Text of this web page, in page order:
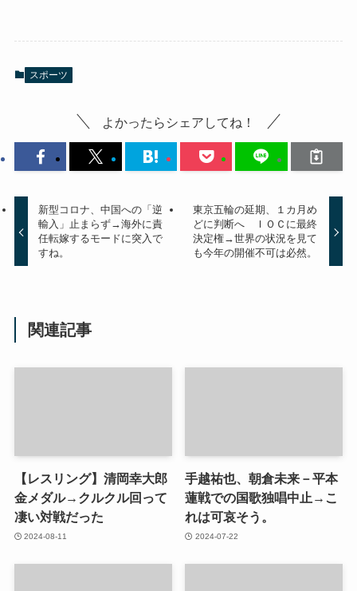
スポーツ
よかったらシェアしてね！
新型コロナ、中国への「逆
輸入」止まらず→海外に責
任転嫁するモードに突入で
すね。
東京五輪の延期、１カ月め
どに判断へ ＩＯＣに最終
決定権→世界の状況を見て
も今年の開催不可は必然。
関連記事
【レスリング】清岡幸大郎
金メダル→クルクル回って
凄い対戦だった
2024-08-11
手越祐也、朝倉未来－平本
蓮戦での国歌独唱中止→こ
れは可哀そう。
2024-07-22